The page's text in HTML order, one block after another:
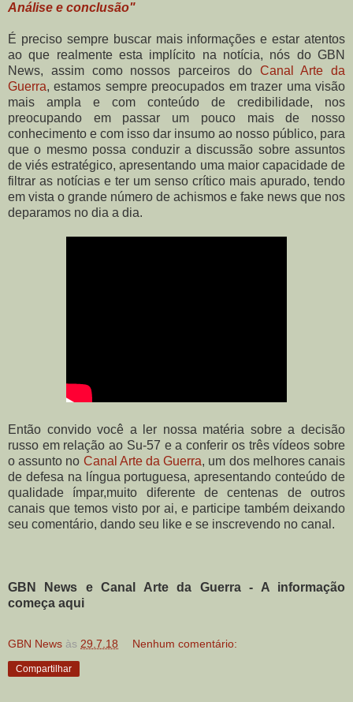
Análise e conclusão"
É preciso sempre buscar mais informações e estar atentos
ao que realmente esta implícito na notícia, nós do GBN
News, assim como nossos parceiros do Canal Arte da
Guerra, estamos sempre preocupados em trazer uma visão
mais ampla e com conteúdo de credibilidade, nos
preocupando em passar um pouco mais de nosso
conhecimento e com isso dar insumo ao nosso público, para
que o mesmo possa conduzir a discussão sobre assuntos
de viés estratégico, apresentando uma maior capacidade de
filtrar as notícias e ter um senso crítico mais apurado, tendo
em vista o grande número de achismos e fake news que nos
deparamos no dia a dia.
Então convido você a ler nossa matéria sobre a decisão
russo em relação ao Su-57 e a conferir os três vídeos sobre
o assunto no Canal Arte da Guerra, um dos melhores canais
de defesa na língua portuguesa, apresentando conteúdo de
qualidade ímpar,muito diferente de centenas de outros
canais que temos visto por ai, e participe também deixando
seu comentário, dando seu like e se inscrevendo no canal.
GBN News e Canal Arte da Guerra - A informação
começa aqui
GBN News às 29.7.18 Nenhum comentário:
Compartilhar